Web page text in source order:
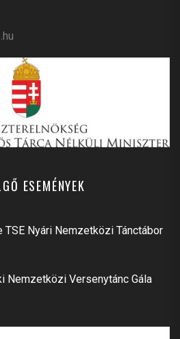
ESEMÉNYEK
TSE Nyári Nemzetközi Tánctábor
Nemzetközi Versenytánc Gála